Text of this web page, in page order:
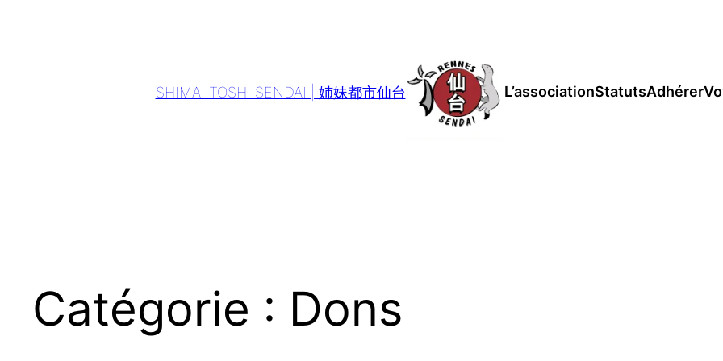
SHIMAI TOSHI SENDAI | 姉妹都市仙台
L’associationStatutsAdhérer
Catégorie : Dons